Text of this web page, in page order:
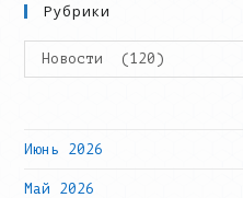
Рубрики
Рубрики
Новости (120)
Июнь 2026
Май 2026